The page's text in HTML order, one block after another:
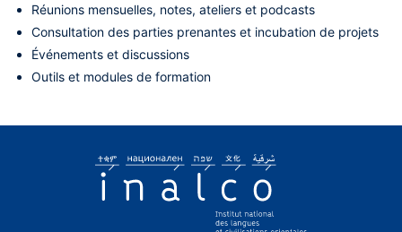
Réunions mensuelles, notes, ateliers et podcasts
Consultation des parties prenantes et incubation de projets
Événements et discussions
Outils et modules de formation